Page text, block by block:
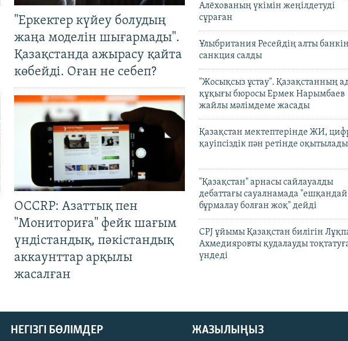
"Еркектер күйеу болудың
жаңа моделін шығармады".
Қазақстанда ажырасу қайта
көбейді. Оған не себеп?
OCCRP: Азаттық пен
"Мониториға" фейк шағым
үндістандық, пәкістандық
аккаунттар арқылы
жасалған
Алёхованың үкімін жеңілдетуді
сұраған
Ұлыбритания Ресейдің алты
санкция салды
"Жосықсыз ұстау". Қазақстанның
құқығы бюросы Ермек Нарымбаев
жайлы мәлімдеме жасады
Қазақстан мектептерінде ЖИ,
қауіпсіздік пән ретінде оқытылады
"Қазақстан" арнасы сайлауалды
дебаттағы сауалнамада "ешқандай
бұрмалау болған жоқ" дейді
CPJ ұйымы Қазақстан билігін
Ахмедияровты қудалауды
үндеді
ЖАЗЫЛЫҢЫЗ
НЕГІЗГІ БӨЛІМДЕР